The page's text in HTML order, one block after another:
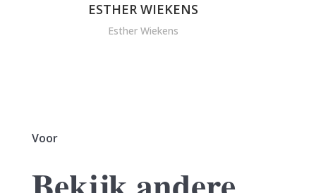
ESTHER WIEKENS
Esther Wiekens
Voor